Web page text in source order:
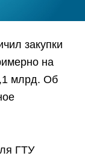
закупки
на
млрд. Об
ГТУ